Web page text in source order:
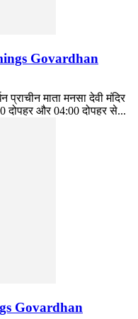
Govardhan
प्राचीन माता मनसा देवी मंदिर
दोपहर और 04:00 दोपहर से...
Govardhan